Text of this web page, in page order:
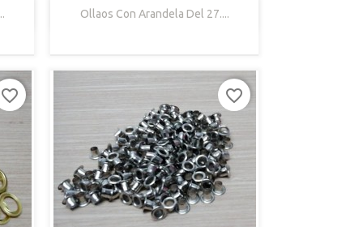
Ollaos Con Arandela Del 27....
Vista Rápida
favorite_border favorite_border